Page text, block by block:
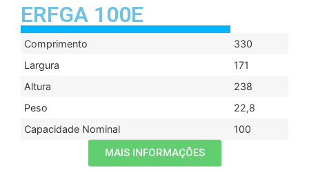
ERFGA 100E
Comprimento
330
Largura
171
Altura
238
Peso
22,8
Capacidade Nominal
100
MAIS INFORMAÇÕES